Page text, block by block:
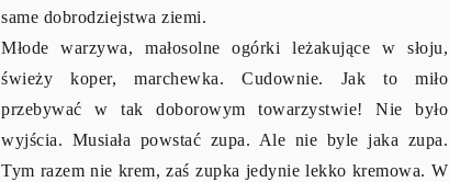
same dobrodziejstwa ziemi.
Młode warzywa, małosolne ogórki leżakujące w słoju,
świeży koper, marchewka. Cudownie. Jak to miło
przebywać w tak doborowym towarzystwie! Nie było
wyjścia. Musiała powstać zupa. Ale nie byle jaka zupa.
Tym razem nie krem, zaś zupka jedynie lekko kremowa. W